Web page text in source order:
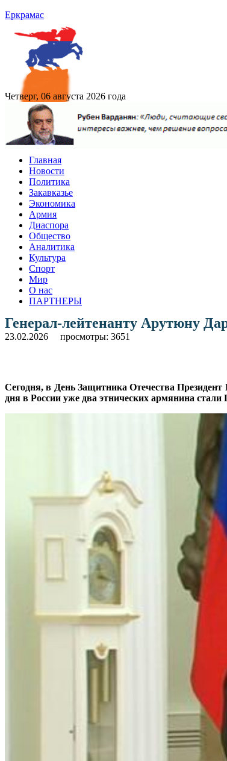
Еркрамас
Четверг, 06 августа 2026 года
Главная
Новости
Политика
Закавказье
Экономика
Армия
Диаспора
Общество
Аналитика
Культура
Спорт
Мир
О нас
ПАРТНЕРЫ
Генерал-лейтенанту Арутюну
23.02.2026 просмотры: 3651
Сегодня, в День Защитника Отечества
дня в России уже два этнических армянина стали